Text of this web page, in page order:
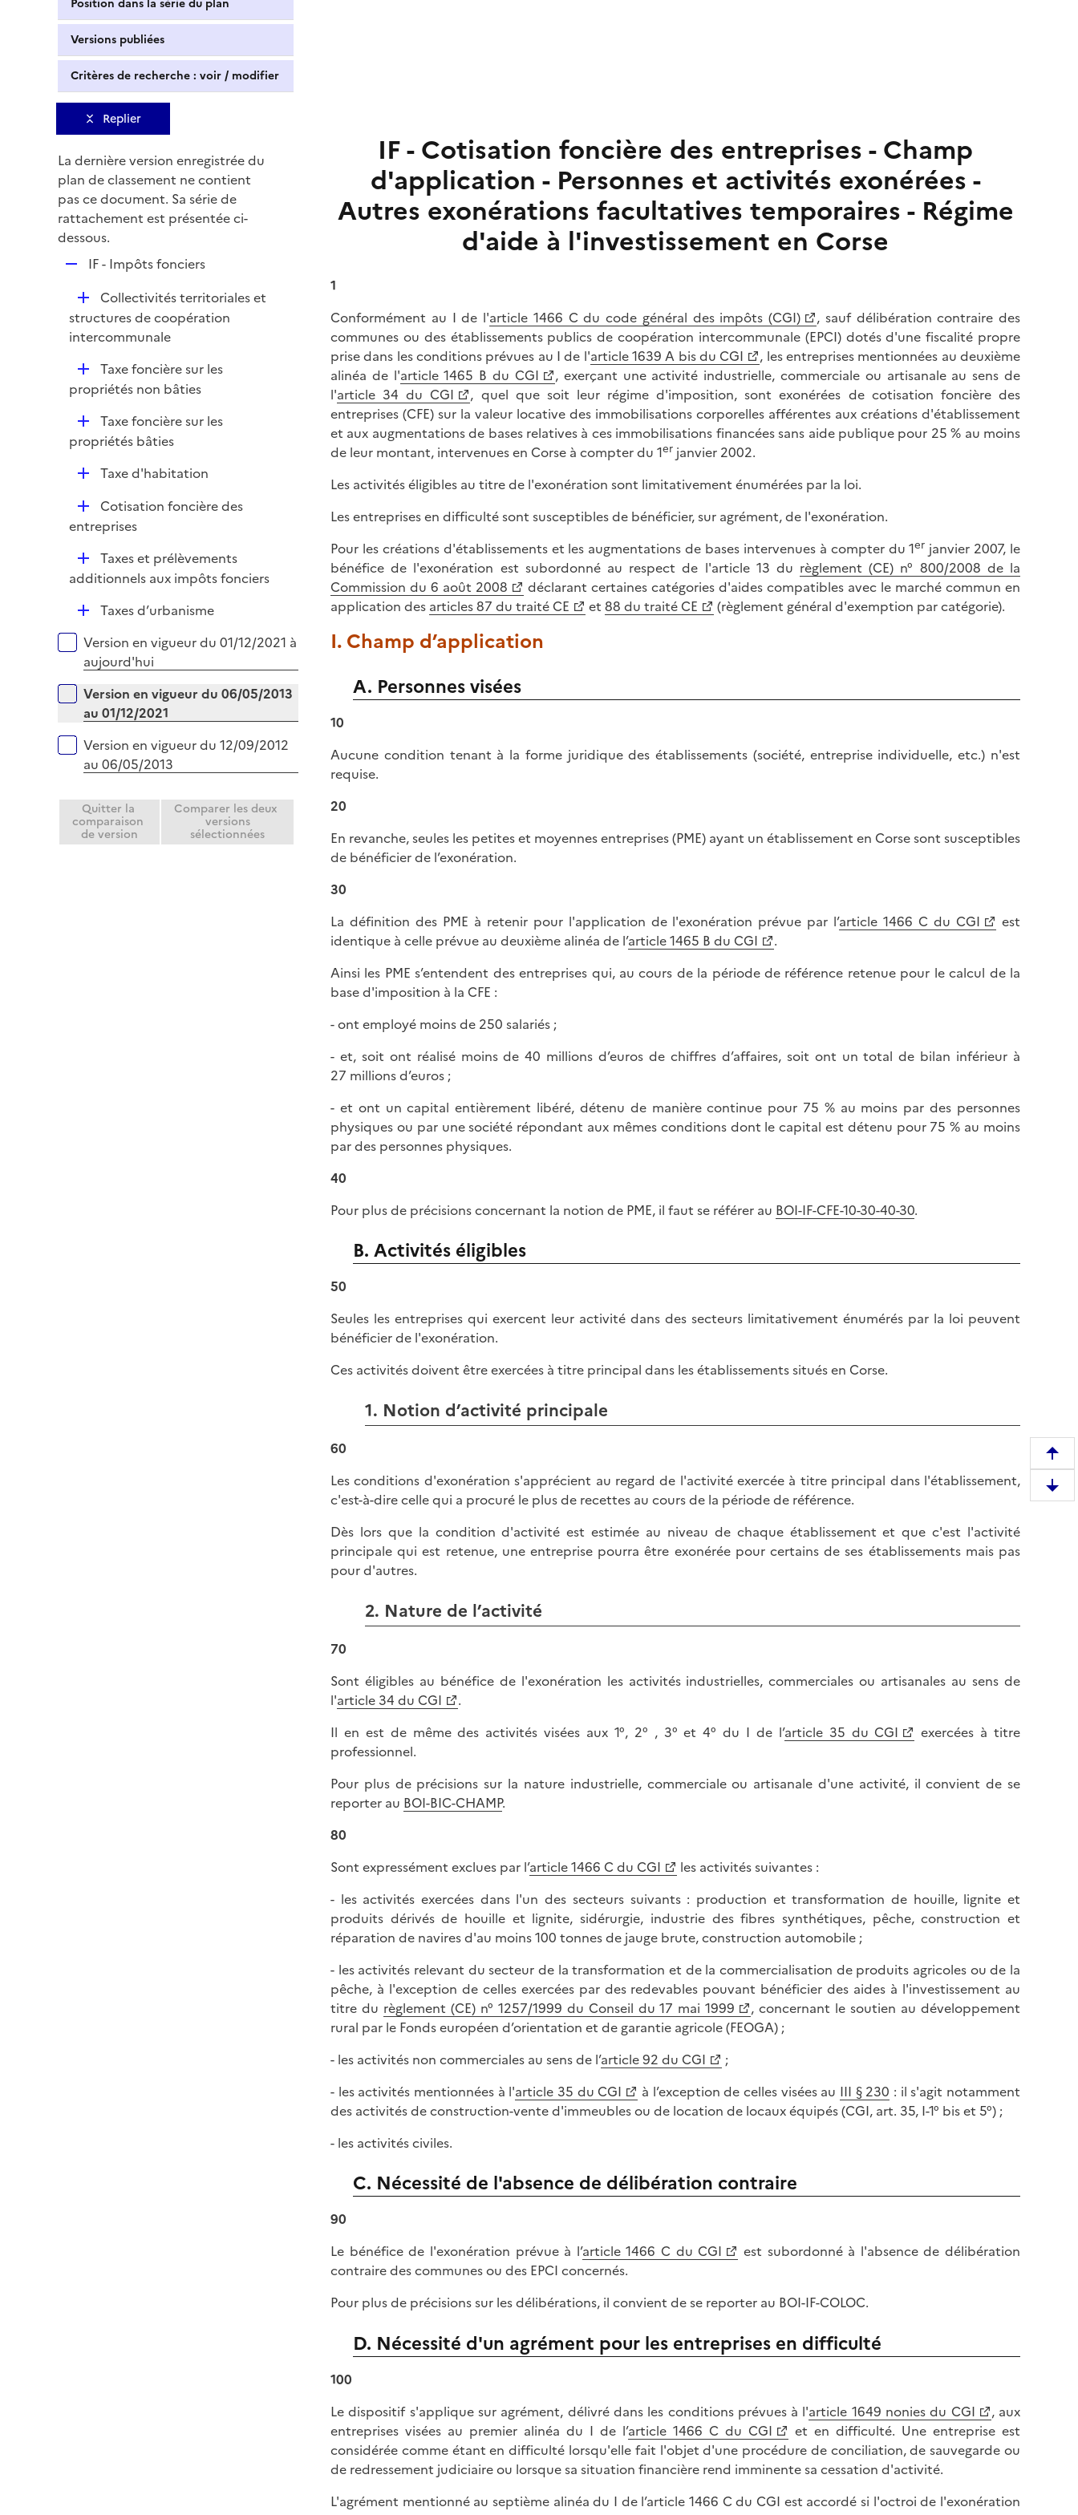
Position dans la série du plan
Versions publiées
Critères de recherche : voir / modifier
Replier
La dernière version enregistrée du
plan de classement ne contient
pas ce document. Sa série de
rattachement est présentée ci-
dessous.
p
l
i
e
r
IF - Impôts fonciers
D
é
p
e
Collectivités territoriales et
structures de coopération
intercommunale
D
é
i
Taxe foncière sur les
propriétés non bâties
D
é
r
Taxe foncière sur les
propriétés bâties
D
l
e
r
Taxe d'habitation
D
é
i
Cotisation foncière des
entreprises
D
é
i
e
r
Taxes et prélèvements
additionnels aux impôts fonciers
D
p
l
i
r
Taxes d’urbanisme
Versions sur la période
Version en vigueur du 01/12/2021 à
aujourd'hui
Version en vigueur du 06/05/2013
au 01/12/2021
Version en vigueur du 12/09/2012
au 06/05/2013
Quitter la
comparaison
de version
Comparer les deux
versions
sélectionnées
IF - Cotisation foncière des entreprises - Champ
d'application - Personnes et activités exonérées -
Autres exonérations facultatives temporaires - Régime
d'aide à l'investissement en Corse
1
Conformément au I de l'article 1466 C du code général des impôts (CGI)
, sauf délibération contraire des
communes ou des établissements publics de coopération intercommunale (EPCI) dotés d'une fiscalité propre
prise dans les conditions prévues au I de l'article 1639 A bis du CGI
, les entreprises mentionnées au deuxième
alinéa de l'article 1465 B du CGI
, exerçant une activité industrielle, commerciale ou artisanale au sens de
l'article 34 du CGI
, quel que soit leur régime d'imposition, sont exonérées de cotisation foncière des
entreprises (CFE) sur la valeur locative des immobilisations corporelles afférentes aux créations d'établissement
et aux augmentations de bases relatives à ces immobilisations financées sans aide publique pour 25 % au moins
de leur montant, intervenues en Corse à compter du 1er janvier 2002.
Les activités éligibles au titre de l'exonération sont limitativement énumérées par la loi.
Les entreprises en difficulté sont susceptibles de bénéficier, sur agrément, de l'exonération.
Pour les créations d'établissements et les augmentations de bases intervenues à compter du 1er janvier 2007, le
bénéfice de l'exonération est subordonné au respect de l'article 13 du règlement (CE) n° 800/2008 de la
Commission du 6 août 2008
déclarant certaines catégories d'aides compatibles avec le marché commun en
application des articles 87 du traité CE et 88 du traité CE (règlement général d'exemption par catégorie).
I. Champ d’application
A. Personnes visées
10
Aucune condition tenant à la forme juridique des établissements (société, entreprise individuelle, etc.) n'est
requise.
20
En revanche, seules les petites et moyennes entreprises (PME) ayant un établissement en Corse sont susceptibles
de bénéficier de l’exonération.
30
La définition des PME à retenir pour l'application de l'exonération prévue par l’article 1466 C du CGI
est
identique à celle prévue au deuxième alinéa de l’article 1465 B du CGI
.
Ainsi les PME s’entendent des entreprises qui, au cours de la période de référence retenue pour le calcul de la
base d'imposition à la CFE :
- ont employé moins de 250 salariés ;
- et, soit ont réalisé moins de 40 millions d’euros de chiffres d’affaires, soit ont un total de bilan inférieur à
27 millions d’euros ;
- et ont un capital entièrement libéré, détenu de manière continue pour 75 % au moins par des personnes
physiques ou par une société répondant aux mêmes conditions dont le capital est détenu pour 75 % au moins
par des personnes physiques.
40
Pour plus de précisions concernant la notion de PME, il faut se référer au BOI-IF-CFE-10-30-40-30.
B. Activités éligibles
50
Seules les entreprises qui exercent leur activité dans des secteurs limitativement énumérés par la loi peuvent
bénéficier de l'exonération.
Ces activités doivent être exercées à titre principal dans les établissements situés en Corse.
1. Notion d’activité principale
60
Les conditions d'exonération s'apprécient au regard de l'activité exercée à titre principal dans l'établissement,
c'est-à-dire celle qui a procuré le plus de recettes au cours de la période de référence.
Dès lors que la condition d'activité est estimée au niveau de chaque établissement et que c'est l'activité
principale qui est retenue, une entreprise pourra être exonérée pour certains de ses établissements mais pas
pour d'autres.
2. Nature de l’activité
70
Sont éligibles au bénéfice de l'exonération les activités industrielles, commerciales ou artisanales au sens de
l'article 34 du CGI
.
Il en est de même des activités visées aux 1°, 2° , 3° et 4° du I de l’article 35 du CGI
exercées à titre
professionnel.
Pour plus de précisions sur la nature industrielle, commerciale ou artisanale d'une activité, il convient de se
reporter au BOI-BIC-CHAMP.
80
Sont expressément exclues par l’article 1466 C du CGI
les activités suivantes :
- les activités exercées dans l'un des secteurs suivants : production et transformation de houille, lignite et
produits dérivés de houille et lignite, sidérurgie, industrie des fibres synthétiques, pêche, construction et
réparation de navires d'au moins 100 tonnes de jauge brute, construction automobile ;
- les activités relevant du secteur de la transformation et de la commercialisation de produits agricoles ou de la
pêche, à l'exception de celles exercées par des redevables pouvant bénéficier des aides à l'investissement au
titre du règlement (CE) n° 1257/1999 du Conseil du 17 mai 1999
, concernant le soutien au développement
rural par le Fonds européen d’orientation et de garantie agricole (FEOGA) ;
- les activités non commerciales au sens de l’article 92 du CGI
;
- les activités mentionnées à l'article 35 du CGI à l’exception de celles visées au III § 230 : il s'agit notamment
des activités de construction-vente d'immeubles ou de location de locaux équipés (CGI, art. 35, I-1° bis et 5°) ;
- les activités civiles.
C. Nécessité de l'absence de délibération contraire
90
Le bénéfice de l'exonération prévue à l’article 1466 C du CGI
est subordonné à l'absence de délibération
contraire des communes ou des EPCI concernés.
Pour plus de précisions sur les délibérations, il convient de se reporter au BOI-IF-COLOC.
D. Nécessité d'un agrément pour les entreprises en difficulté
100
Le dispositif s'applique sur agrément, délivré dans les conditions prévues à l'article 1649 nonies du CGI
, aux
entreprises visées au premier alinéa du I de l’article 1466 C du CGI
et en difficulté. Une entreprise est
considérée comme étant en difficulté lorsqu'elle fait l'objet d'une procédure de conciliation, de sauvegarde ou
de redressement judiciaire ou lorsque sa situation financière rend imminente sa cessation d'activité.
L'agrément mentionné au septième alinéa du I de l’article 1466 C du CGI est accordé si l'octroi de l'exonération
e
m
D